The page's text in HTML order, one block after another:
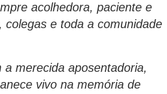
acolhedora, paciente e
e toda a comunidade
merecida aposentadoria,
vivo na memória de